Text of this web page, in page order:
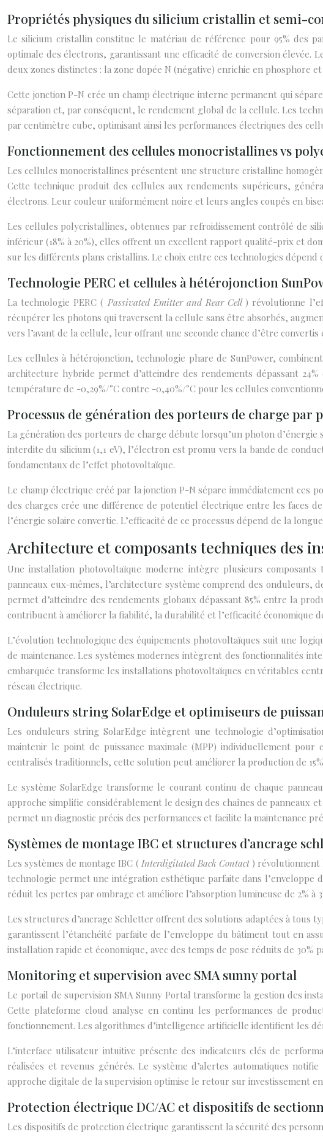
Propriétés physiques du silicium cristallin et semi-
Le silicium cristallin constitue le matériau de référence pour 95% des
optimale des électrons, garantissant une efficacité de conversion
deux zones distinctes : la zone dopée N (négative) enrichie en phosphore
Cette jonction P-N crée un champ électrique interne permanent qui
séparation et, par conséquent, le rendement global de la cellule. Les
par centimètre cube, optimisant ainsi les performances électriques des
Fonctionnement des cellules monocristallines vs
Les cellules monocristallines présentent une structure cristalline
Cette technique produit des cellules aux rendements supérieurs,
électrons. Leur couleur uniformément noire et leurs angles coupés en
Les cellules polycristallines, obtenues par refroidissement contrôlé de
inférieur (18% à 20%), elles offrent un excellent rapport qualité-prix et
sur les différents plans cristallins. Le choix entre ces technologies
Technologie PERC et cellules à hétérojonction
La technologie PERC ( Passivated Emitter and Rear Cell) révolutionne
récupérer les photons qui traversent la cellule sans être absorbés,
vers l’avant de la cellule, leur offrant une seconde chance d’être convertis
Les cellules à hétérojonction, technologie phare de SunPower,
architecture hybride permet d’atteindre des rendements dépassant
température de -0,29%/°C contre -0,40%/°C pour les cellules
Processus de génération des porteurs de charge par
La génération des porteurs de charge débute lorsqu’un photon
interdite du silicium (1,1 eV), l’électron est promu vers la bande de
fondamentaux de l’effet photovoltaïque.
Le champ électrique créé par la jonction P-N sépare immédiatement ces
des charges crée une différence de potentiel électrique entre les faces
l’énergie solaire convertie. L’efficacité de ce processus dépend de la
Architecture et composants techniques des
Une installation photovoltaïque moderne intègre plusieurs
panneaux eux-mêmes, l’architecture système comprend des onduleurs,
permet d’atteindre des rendements globaux dépassant 85% entre la
contribuent à améliorer la fiabilité, la durabilité et l’efficacité économique
L’évolution technologique des équipements photovoltaïques suit une
de maintenance. Les systèmes modernes intègrent des fonctionnalités
embarquée transforme les installations photovoltaïques en véritables
réseau électrique.
Onduleurs string SolarEdge et optimiseurs de
Les onduleurs string SolarEdge intègrent une technologie
maintenir le point de puissance maximale (MPP) individuellement
centralisés traditionnels, cette solution peut améliorer la production de
Le système SolarEdge transforme le courant continu de chaque
approche simplifie considérablement le design des chaînes de
permet un diagnostic précis des performances et facilite la maintenance
Systèmes de montage IBC et structures d’ancrage
Les systèmes de montage IBC ( Interdigitated Back Contact) révolutionnent
technologie permet une intégration esthétique parfaite dans l’enveloppe
réduit les pertes par ombrage et améliore l’absorption lumineuse de 2% à
Les structures d’ancrage Schletter offrent des solutions adaptées à tous
garantissent l’étanchéité parfaite de l’enveloppe du bâtiment tout en
installation rapide et économique, avec des temps de pose réduits de 30%
Monitoring et supervision avec SMA sunny portal
Le portail de supervision SMA Sunny Portal transforme la gestion des
Cette plateforme cloud analyse en continu les performances de
fonctionnement. Les algorithmes d’intelligence artificielle identifient les
L’interface utilisateur intuitive présente des indicateurs clés de
réalisées et revenus générés. Le système d’alertes automatiques
approche digitale de la supervision optimise le retour sur investissement
Protection électrique DC/AC et dispositifs de
Les dispositifs de protection électrique garantissent la sécurité des